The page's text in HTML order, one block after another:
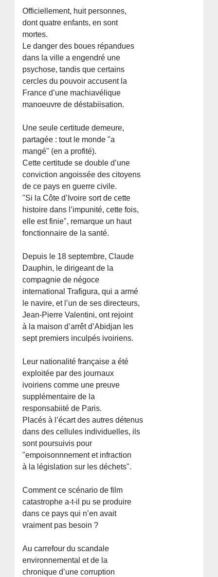
Officiellement, huit personnes,
dont quatre enfants, en sont
mortes.
Le danger des boues répandues
dans la ville a engendré une
psychose, tandis que certains
cercles du pouvoir accusent la
France d’une machiavélique
manoeuvre de déstabiisation.
Une seule certitude demeure,
partagée : tout le monde "a
mangé" (en a profité).
Cette certitude se double d’une
conviction angoissée des citoyens
de ce pays en guerre civile.
"Si la Côte d’Ivoire sort de cette
histoire dans l’impunité, cette fois,
elle est finie", remarque un haut
fonctionnaire de la santé.
Depuis le 18 septembre, Claude
Dauphin, le dirigeant de la
compagnie de négoce
international Trafigura, qui a armé
le navire, et l’un de ses directeurs,
Jean-Pierre Valentini, ont rejoint
à la maison d’arrêt d’Abidjan les
sept premiers inculpés ivoiriens.
Leur nationalité française a été
exploitée par des journaux
ivoiriens comme une preuve
supplémentaire de la
responsabiité de Paris.
Placés à l’écart des autres détenus
dans des cellules individuelles, ils
sont poursuivis pour
"empoisonnnement et infraction
à la législation sur les déchets".
Comment ce scénario de film
catastrophe a-t-il pu se produire
dans ce pays qui n’en avait
vraiment pas besoin ?
Au carrefour du scandale
environnemental et de la
chronique d’une corruption